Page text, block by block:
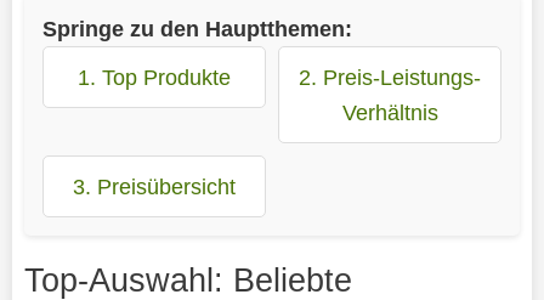
Springe zu den Hauptthemen:
1. Top Produkte
2. Preis-Leistungs-
Verhältnis
3. Preisübersicht
Top-Auswahl: Beliebte